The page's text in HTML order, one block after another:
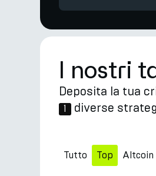
I nostri
Deposita la tua
1 diverse
Tutto Top Altcoin